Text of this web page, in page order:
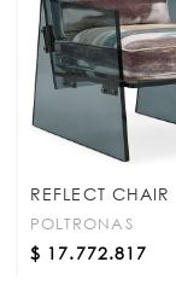
REFLECT CHAIR
POLTRONAS
$ 17.772.817